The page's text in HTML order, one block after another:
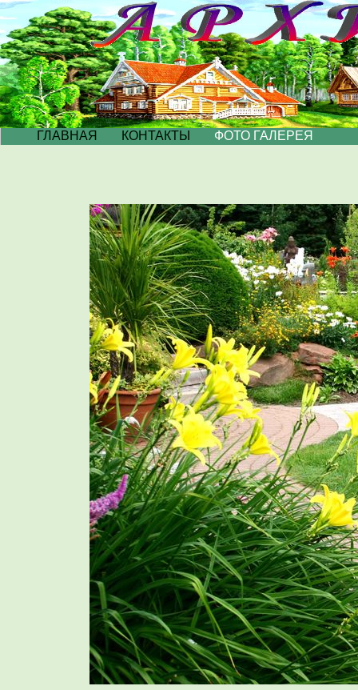
ГЛАВНАЯ КОНТАКТЫ ФОТО ГАЛЕРЕЯ